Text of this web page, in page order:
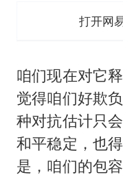
打开网
咱们现在对它
觉得咱们好欺
种对抗估计只
和平稳定，也
是，咱们的包